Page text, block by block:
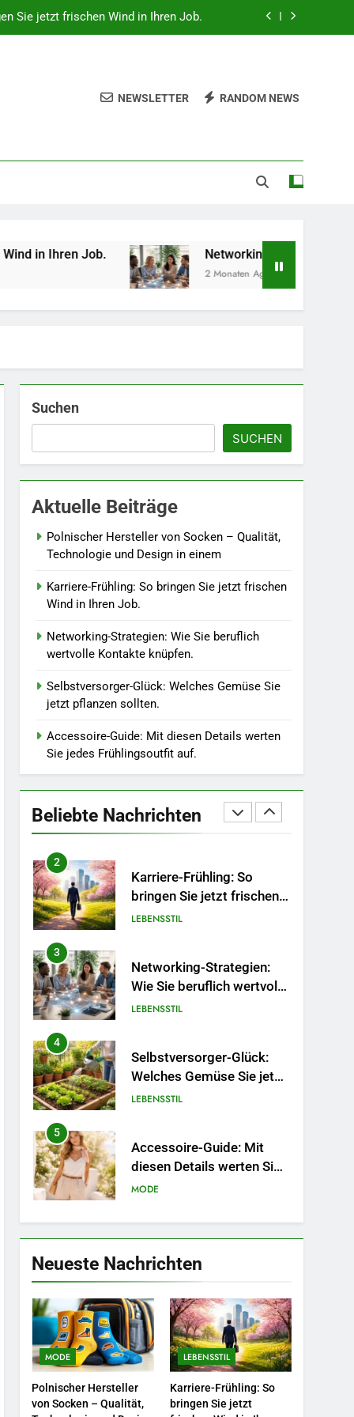
Sie jetzt frischen Wind in Ihren Job.
Gemüse Sie jetzt pflanzen sollten.
Technologie und Design in einem
beruflich wertvolle Kontakte knüpfen.
NEWSLETTER RANDOM NEWS
Job. Networking-Strategien: Wie Sie
2 Monaten Ago
Suchen
SUCHEN
Aktuelle Beiträge
Polnischer Hersteller von Socken – Qualität,
Technologie und Design in einem
Karriere-Frühling: So bringen Sie jetzt frischen
Wind in Ihren Job.
Networking-Strategien: Wie Sie beruflich
wertvolle Kontakte knüpfen.
Selbstversorger-Glück: Welches Gemüse Sie
jetzt pflanzen sollten.
Accessoire-Guide: Mit diesen Details werten
Sie jedes Frühlingsoutfit auf.
Beliebte Nachrichten
5
Accessoire-Guide: Mit
diesen Details werten Sie
jedes Frühlingsoutfit auf.
MODE
6
Naturnah gärtnern: So
locken Sie Bienen und
Schmetterlinge in Ihren
LEBENSSTIL
7
Berufliche
Quereinstieg in der neuen
Saison.
LEBENSSTIL
8
Farbenpracht statt
kombinieren Sie
Pastelltöne in diesem
Jahr.
MODE
1
Polnischer Hersteller von
Socken – Qualität,
Technologie und Design in
2
Karriere-Frühling: So
bringen Sie jetzt frischen
Wind in Ihren Job.
LEBENSSTIL
3
Networking-Strategien:
Wie Sie beruflich wertvolle
Kontakte knüpfen.
LEBENSSTIL
4
Selbstversorger-Glück:
Welches Gemüse Sie jetzt
pflanzen sollten.
LEBENSSTIL
5
Accessoire-Guide: Mit
diesen Details werten Sie
jedes Frühlingsoutfit auf.
MODE
6
Naturnah gärtnern: So
locken Sie Bienen und
LEBENSSTIL
7
Berufliche
Neuorientierung: Mut zum
Quereinstieg in der neuen
Saison.
LEBENSSTIL
8
Neueste Nachrichten
MODE
Polnischer Hersteller
von Socken – Qualität,
LEBENSSTIL
Karriere-Frühling: So
bringen Sie jetzt